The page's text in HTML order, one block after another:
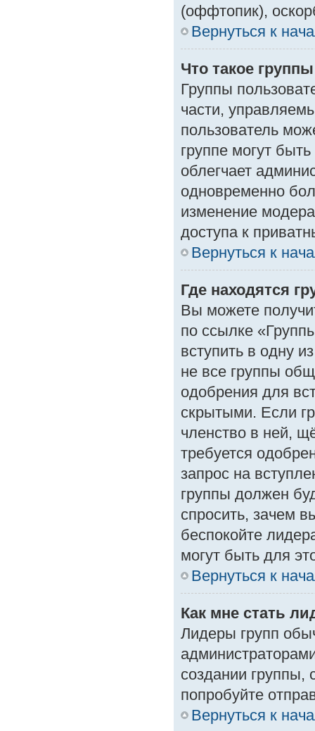
(оффтопик),
Вернуться к
Что такое
Группы
части,
пользователь
группе могут
облегчает
одновременно
изменение
доступа к
Вернуться к
Где находятся
Вы можете
по ссылке
вступить в одну
не все группы
одобрения для
скрытыми. Если
членство в ней,
требуется
запрос на
группы должен
спросить, зачем
беспокойте
могут быть для
Вернуться к
Как мне стать
Лидеры групп
создании группы,
попробуйте
Вернуться к